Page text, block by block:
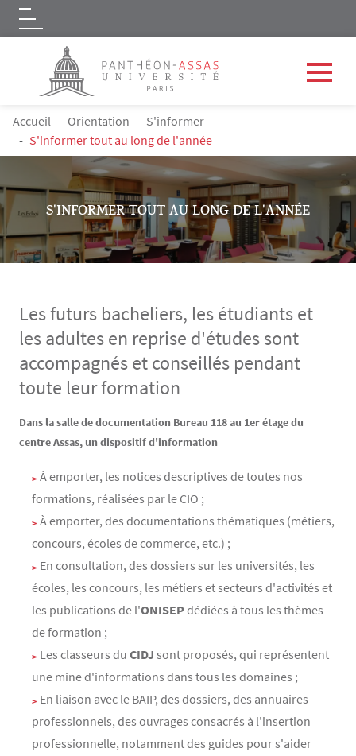
Aller au contenu principal
Logo
FIL D'ARIANE
Accueil Orientation
S'informer
S'informer tout au long de l'année
S'INFORMER TOUT AU LONG DE L'ANNÉE
Les futurs bacheliers, les étudiants et
les adultes en reprise d'études sont
accompagnés et conseillés pendant
toute leur formation
Contenu
Texte
Dans la salle de documentation Bureau 118 au 1er étage du
centre Assas, un dispositif d'information
À emporter, les notices descriptives de toutes nos
formations, réalisées par le CIO ;
À emporter, des documentations thématiques (métiers,
concours, écoles de commerce, etc.) ;
En consultation, des dossiers sur les universités, les
écoles, les concours, les métiers et secteurs d'activités et
les publications de l'ONISEP dédiées à tous les thèmes
de formation ;
Les classeurs du CIDJ sont proposés, qui représentent
une mine d'informations dans tous les domaines ;
En liaison avec le BAIP, des dossiers, des annuaires
professionnels, des ouvrages consacrés à l'insertion
professionnelle, notamment des guides pour s'aider